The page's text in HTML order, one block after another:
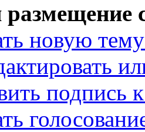
размещение
новую
подпись